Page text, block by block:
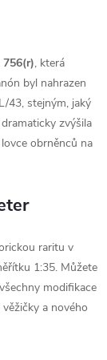
756(r), která
byl nahrazen
43, stejným, jaký
zvýšila
obrněnců na
raritu v
1:35. Můžete
modifikace
a nového